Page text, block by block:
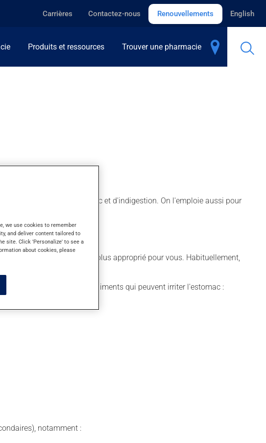
Carrières Contactez-nous Renouvellements English
Produits et ressources Trouver une pharmacie
de brûlure d'estomac et d'indigestion. On l'emploie aussi pour
horaire différent qui est plus approprié pour vous. Habituellement,
Vous devez éviter les aliments qui peuvent irriter l'estomac :
notamment :
we use cookies to remember
and deliver content tailored to
site. Click 'Personalize' to see a
about cookies, please